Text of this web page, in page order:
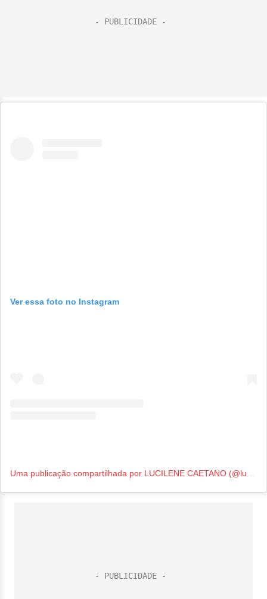
Ver essa foto no Instagram
Uma publicação compartilhada por LUCILENE CAETANO (@lucilenecaetanooficial)